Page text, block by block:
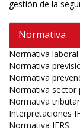
gestión de la
Normativa
Normativa laboral
Normativa
Normativa
Normativa sector
Normativa
Interpretaciones
Normativa IFRS